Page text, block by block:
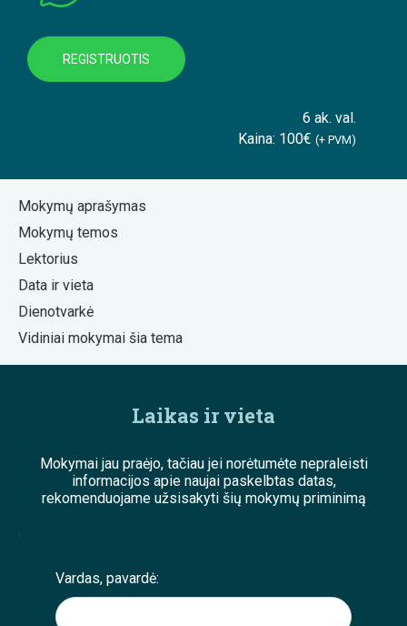
REGISTRUOTIS
6 ak. val.
Kaina: 100€ (+ PVM)
Mokymų aprašymas
Mokymų temos
Lektorius
Data ir vieta
Dienotvarkė
Vidiniai mokymai šia tema
Laikas ir vieta
Mokymai jau praėjo, tačiau jei norėtumėte nepraleisti
informacijos apie naujai paskelbtas datas,
rekomenduojame užsisakyti šių mokymų priminimą
;
Vardas, pavardė: